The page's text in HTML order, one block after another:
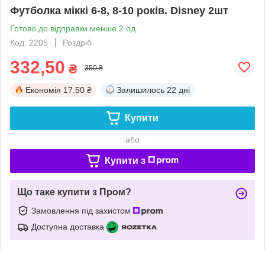
Футболка міккі 6-8, 8-10 років. Disney 2шт
Готово до відправки менше 2 од.
Код: 2205
Роздріб
332,50 ₴ 350 ₴
Економія 17.50 ₴ Залишилось 22 дні
Купити
або
Купити з
Що таке купити з Пром?
Замовлення під захистом
Доступна доставка